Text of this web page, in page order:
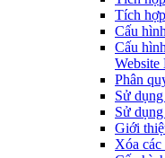
Tích
Cấu
Cấu
Phân
Sử
Sử
Giới
Xóa các